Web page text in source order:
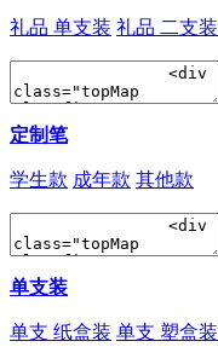
礼品 单支装 礼品 二支装
定制笔
学生款 成年款 其他款
单支装
单支 纸盒装 单支 塑盒装